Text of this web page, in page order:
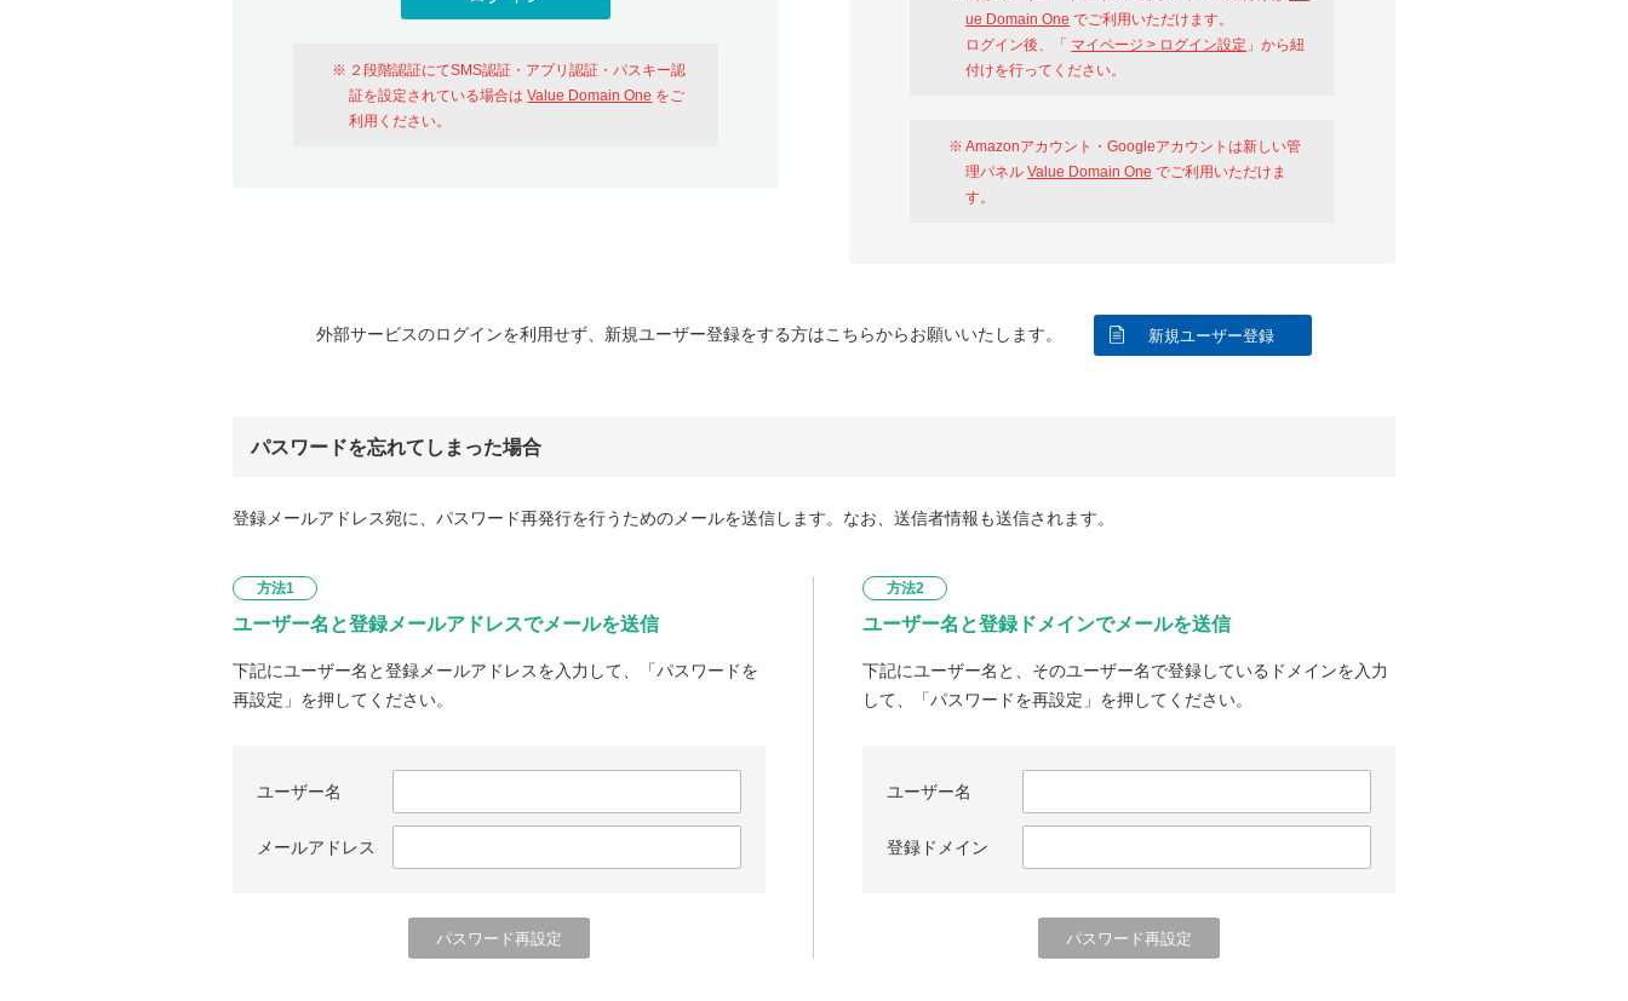
２段階認証にてSMS認証・アプリ認証・パスキー認
証を設定されている場合はValue Domain One をご
利用ください。
ue Domain One でご利用いただけます。
ログイン後、「 マイページ > ログイン設定 」から紐
付けを行ってください。
Amazonアカウント・Googleアカウントは新しい管
理パネルValue Domain One でご利用いただけま
す。
外部サービスのログインを利用せず、新規ユーザー登録をする方はこちらからお願いいたします。 新規ユーザー登録
パスワードを忘れてしまった場合
登録メールアドレス宛に、パスワード再発行を行うためのメールを送信します。なお、送信者情報も送信されます。
方法1
ユーザー名と登録メールアドレスでメールを送信
下記にユーザー名と登録メールアドレスを入力して、「パスワードを
再設定」を押してください。
ユーザー名
メールアドレス
方法2
ユーザー名と登録ドメインでメールを送信
下記にユーザー名と、そのユーザー名で登録しているドメインを入力
して、「パスワードを再設定」を押してください。
ユーザー名
登録ドメイン